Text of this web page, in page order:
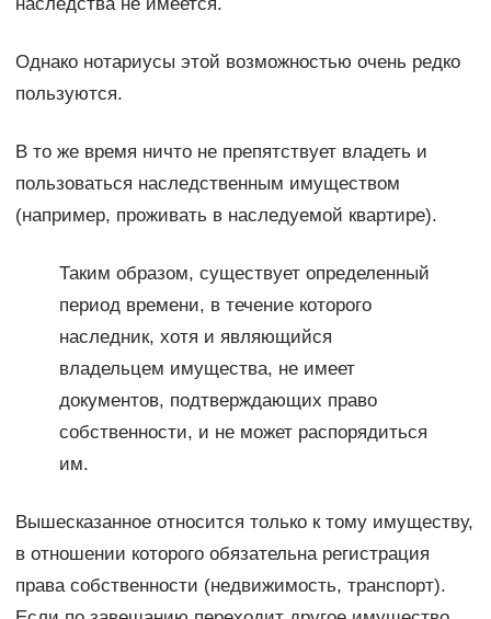
Однако нотариусы этой возможностью очень редко
пользуются.
В то же время ничто не препятствует владеть и
пользоваться наследственным имуществом
(например, проживать в наследуемой квартире).
Таким образом, существует определенный
период времени, в течение которого
наследник, хотя и являющийся
владельцем имущества, не имеет
документов, подтверждающих право
собственности, и не может распорядиться
им.
Вышесказанное относится только к тому имуществу,
в отношении которого обязательна регистрация
права собственности (недвижимость, транспорт).